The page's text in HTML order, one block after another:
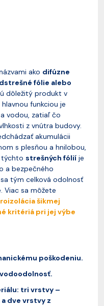
ako difúzne
fólie alebo
dôležitý produkt v
funkciou je
vodou, zatiaľ čo
z vnútra budovy.
akumulácii
s plesňou a hnilobou,
týchto strešných fólií je
a bezpečného
tým celková odolnosť
Viac sa môžete
šikmej
kritériá pri jej výbe
poškodeniu.
tri vrstvy –
dve vrstvy z